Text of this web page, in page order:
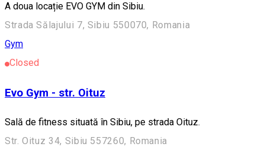
A doua locație EVO GYM din Sibiu.
Strada Sălajului 7, Sibiu 550070, Romania
Gym
Closed
Evo Gym - str. Oituz
Sală de fitness situată în Sibiu, pe strada Oituz.
Str. Oituz 34, Sibiu 557260, Romania